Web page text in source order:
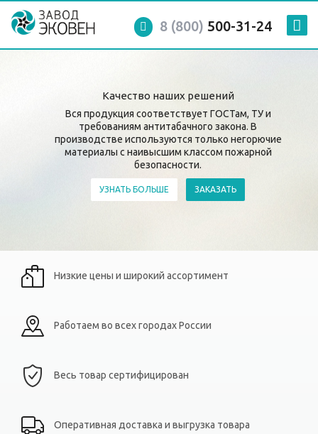
8 (800) 500-31-24
Качество наших решений
Вся продукция соответствует ГОСТам, ТУ и
требованиям антитабачного закона. В
производстве используются только негорючие
материалы с наивысшим классом пожарной
безопасности.
УЗНАТЬ БОЛЬШЕ ЗАКАЗАТЬ
Низкие цены и широкий ассортимент
Работаем во всех городах России
Весь товар сертифицирован
Оперативная доставка и выгрузка товара